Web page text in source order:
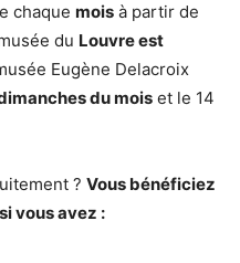
chaque mois à partir de
du Louvre est
Eugène Delacroix
du mois et le 14
? Vous bénéficiez
vous avez :